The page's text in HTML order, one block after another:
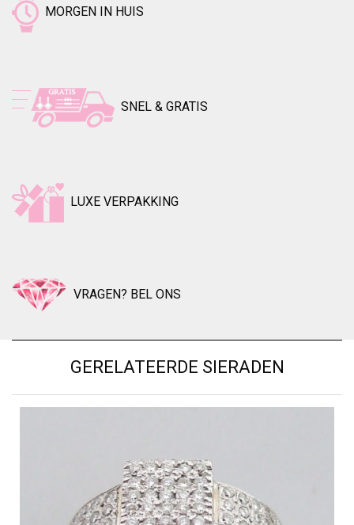
MORGEN IN HUIS
SNEL & GRATIS
LUXE VERPAKKING
VRAGEN? BEL ONS
GERELATEERDE SIERADEN